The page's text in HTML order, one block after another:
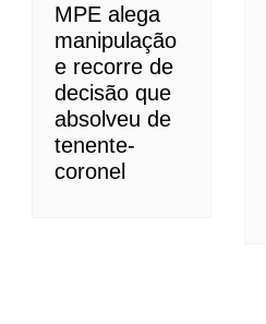
MPE alega
manipulação
e recorre de
decisão que
absolveu de
tenente-
coronel